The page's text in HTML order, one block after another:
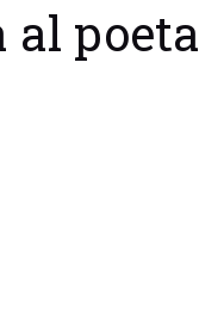
al poeta